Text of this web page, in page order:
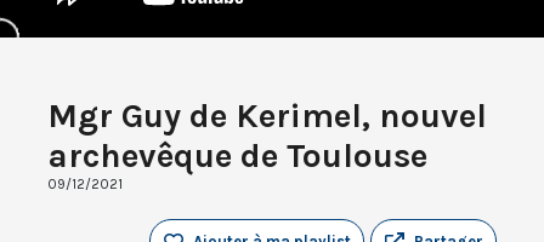
Mgr Guy de Kerimel, nouvel
archevêque de Toulouse
09/12/2021